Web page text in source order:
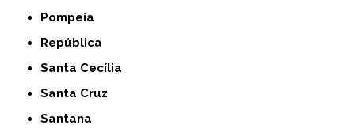
Pompeia
República
Santa Cecília
Santa Cruz
Santana